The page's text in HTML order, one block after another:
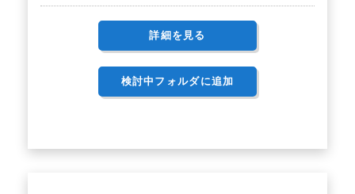
詳細を見る
検討中フォルダに追加